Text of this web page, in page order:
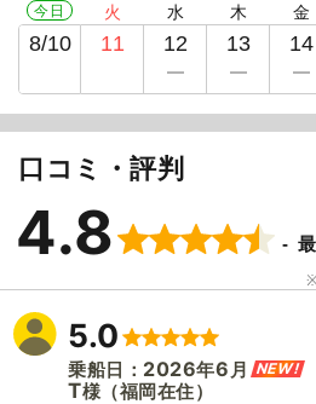
今日
8/10
火
11
水
12
木
13
金
14
口コミ・評判
4.8
5.0
乗船日： 2026年6 月 NEW!
T様 （福岡在住）
まつげん丸